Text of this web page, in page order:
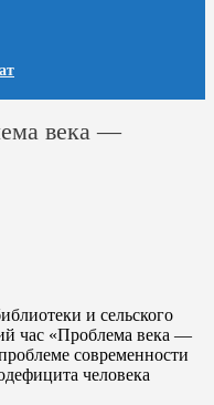
века —
и сельского
час «Проблема века —
современности
человека